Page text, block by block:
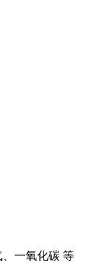
一氧化碳 等